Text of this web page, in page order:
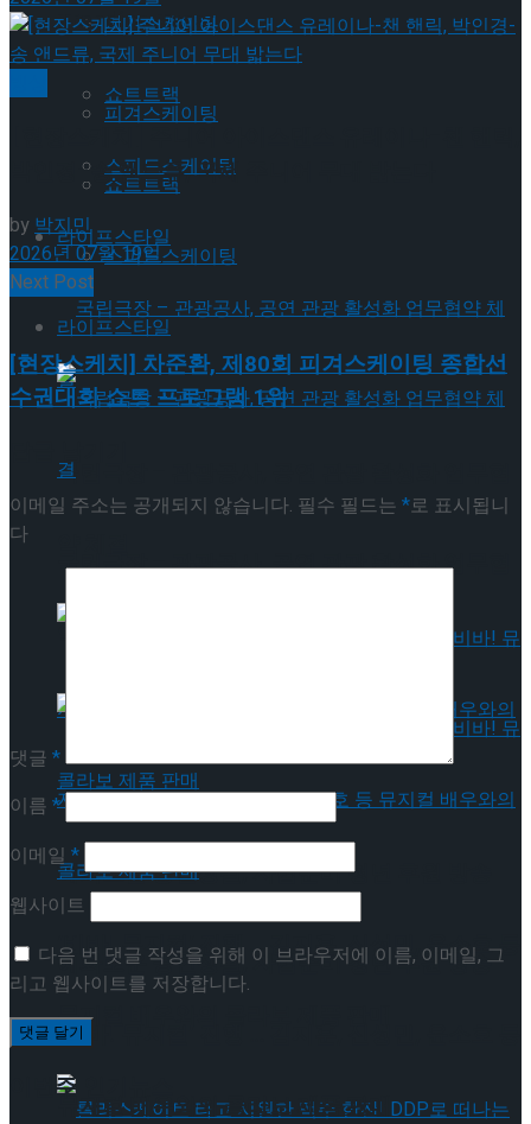
피겨스케이팅
쇼트트랙
스피드스케이팅
라이프스타일
국립극장 – 관광공사, 공연 관광 활성화 업무협
혜화로운 공연생활, 자립준비 청년 후원 방송
‘비바! 뮤지컬’ 진행 … 김지훈, 신성민, 윤소호 등
뮤지컬 배우와의 콜라보 제품 판매
Trending Tags
피겨스케이팅
쇼트트랙
스피드스케이팅
라이프스타일
국립극장 – 관광공사, 공연 관광 활성화 업무협
혜화로운 공연생활, 자립준비 청년 후원 방송
‘비바! 뮤지컬’ 진행 … 김지훈, 신성민, 윤소호 등
뮤지컬 배우와의 콜라보 제품 판매
박인경-송 앤드류, 국제 주니어 무대 밟는다
by박지민
2026년 07월 19일
Next Post
[현장스케치] 차준환, 제80회 피겨스케이팅 종합선
수권대회 쇼트 프로그램 1위
이메일 주소는 공개되지 않습니다. 필수 필드는 *로 표시됩니
다
댓글 *
이름 *
이메일*
웹사이트
다음 번 댓글 작성을 위해 이 브라우저에 이름, 이메일, 그
리고 웹사이트를 저장합니다.
이번주 인기뉴스